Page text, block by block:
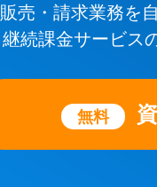
販売・請求業務を
継続課金サービス
無料